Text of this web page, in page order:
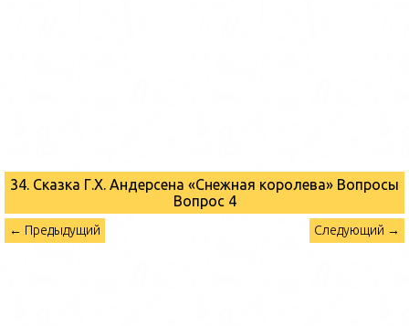
34. Сказка Г.Х. Андерсена «Снежная королева» Вопросы
Вопрос 4
← Предыдущий Следующий →